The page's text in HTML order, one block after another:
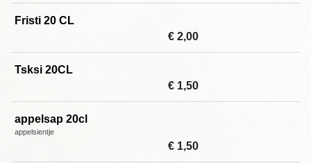
Fristi 20 CL
€ 2,00
Tsksi 20CL
€ 1,50
appelsap 20cl
appelsientje
€ 1,50